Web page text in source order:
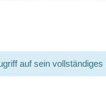
auf sein